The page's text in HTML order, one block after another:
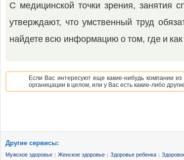
С медицинской точки зрения, занятия
утверждают, что умственный труд
найдете всю информацию о том, где и
Если Вас интересуют еще какие-нибудь компании
органицации в целом, или у Вас есть какие-либо
Другие сервисы:
Мужское здоровье | Женское здоровье | Здоровье ребенка |